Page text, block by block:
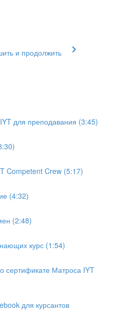
и продолжить
для преподавания (3:45)
Competent Crew (5:17)
(4:32)
(2:48)
курс (1:54)
сертификате Матроса IYT
для курсантов